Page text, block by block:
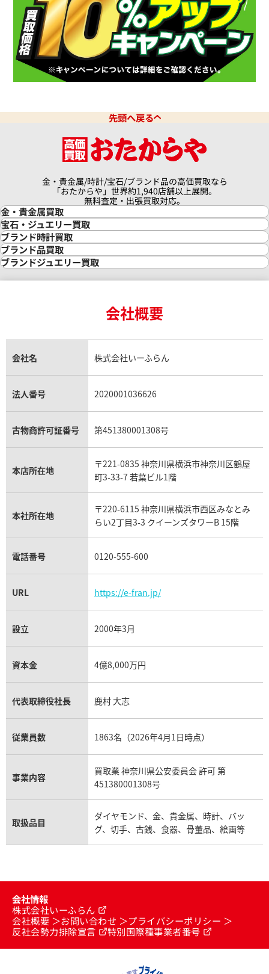
先頭へ戻る
金・貴金属/時計/宝石/ブランド品の高価買取なら
「おたからや」世界約1,940店舗以上展開。
無料査定・出張買取対応。
金・貴金属買取
金買取
金の相場価格情報
金の参考買取価格一覧
インゴット買取
インゴットの相場価格情報
24金買取
金貨買取
貴金属買取
銀・シルバー買取
パラジウム買取
宝石・ジュエリー買取
宝石・ジュエリー買取
ダイヤモンド買取
ダイヤモンド・宝石の参考価格一覧
リング・結婚指輪買取
エメラルド買取
トパーズ買取
タンザナイト買取
キャッツアイ買取
アクアマリン買取
ブランド時計買取
時計買取
ロレックス買取
ロレックス デイトナ買取
ロレックス サブマリーナー買取
ロレックス エクスプローラー買取
ロレックス デイトジャスト買取
パテック フィリップノーチラス買取
ヴァシュロン・コンスタンタン買取
オメガ買取
カルティエ買取
フランク ミュラー買取
リシャール・ミル買取
パネライ買取
チューダー（チュードル）買取
ブランド品買取
ブランド買取
シャネル マトラッセ買取
セリーヌ買取
プラダ買取
ブランドジュエリー買取
ヴァンクリーフ＆アーペル買取
ショーメ買取
ダミアーニ買取
モーブッサン買取
会社概要
会社名 株式会社いーふらん
法人番号 2020001036626
古物商許可証番号 第451380001308号
本店所在地
〒221-0835 神奈川県横浜市神奈川区鶴屋
町3-33-7 若葉ビル1階
本社所在地
〒220-6115 神奈川県横浜市西区みなとみ
らい2丁目3-3 クイーンズタワーB 15階
電話番号 0120-555-600
URL https://e-fran.jp/
設立 2000年3月
資本金 4億8,000万円
代表取締役社長 鹿村 大志
従業員数 1863名（2026年4月1日時点）
事業内容
買取業 神奈川県公安委員会 許可 第
451380001308号
取扱品目
ダイヤモンド、金、貴金属、時計、バッ
グ、切手、古銭、食器、骨董品、絵画等
会社情報
株式会社いーふらん
会社概要
お問い合わせ
プライバシーポリシー
反社会勢力排除宣言
特別国際種事業者番号